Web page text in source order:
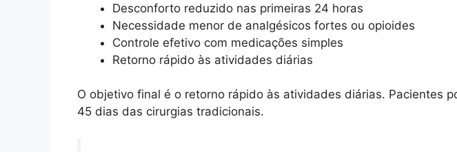
Desconforto reduzido nas primeiras 24 horas
Necessidade menor de analgésicos fortes ou opioides
Controle efetivo com medicações simples
Retorno rápido às atividades diárias
O objetivo final é o retorno rápido às atividades diárias. Pacientes
45 dias das cirurgias tradicionais.